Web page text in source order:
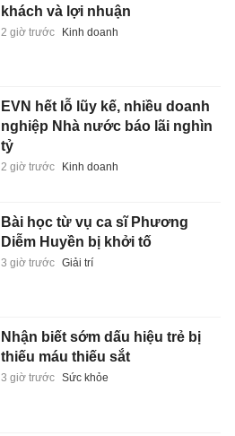
khách và lợi nhuận
2 giờ trước Kinh doanh
EVN hết lỗ lũy kế, nhiều doanh
nghiệp Nhà nước báo lãi nghìn
tỷ
2 giờ trước Kinh doanh
Bài học từ vụ ca sĩ Phương
Diễm Huyền bị khởi tố
3 giờ trước Giải trí
Nhận biết sớm dấu hiệu trẻ bị
thiếu máu thiếu sắt
3 giờ trước Sức khỏe